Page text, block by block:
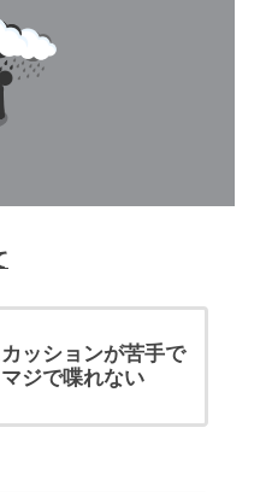
ッションが苦手で
ジで喋れない